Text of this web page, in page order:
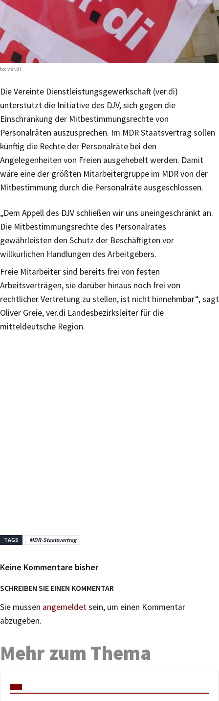
ver.di
Die Vereinte Dienstleistungsgewerkschaft (ver.di)
unterstützt die Initiative des DJV, sich gegen die
Einschränkung der Mitbestimmungsrechte von
Personalräten auszusprechen. Im MDR Staatsvertrag sollen
künftig die Rechte der Personalräte bei den
Angelegenheiten von Freien ausgehebelt werden. Damit
wäre eine der größten Mitarbeitergruppe im MDR von der
Mitbestimmung durch die Personalräte ausgeschlossen.
„Dem Appell des DJV schließen wir uns uneingeschränkt an.
Die Mitbestimmungsrechte des Personalrates
gewährleisten den Schutz der Beschäftigten vor
willkürlichen Handlungen des Arbeitgebers.
Freie Mitarbeiter sind bereits frei von festen
Arbeitsverträgen, sie darüber hinaus noch frei von
rechtlicher Vertretung zu stellen, ist nicht hinnehmbar“, sagt
Oliver Greie, ver.di Landesbezirksleiter für die
mitteldeutsche Region.
TAGS MDR-Staatsvertrag
Keine Kommentare bisher
SCHREIBEN SIE EINEN KOMMENTAR
Sie müssen angemeldetsein, um einen Kommentar
abzugeben.
Mehr zum Thema